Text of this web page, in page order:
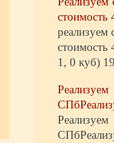
стоимость
реализуем
1, 0 куб)